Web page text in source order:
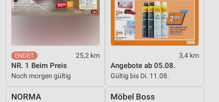
25,2 km
NR. 1 Beim Preis
Noch morgen gültig
3,4 km
Angebote ab 05.08.
Gültig bis Di. 11.08.
NORMA Möbel Boss